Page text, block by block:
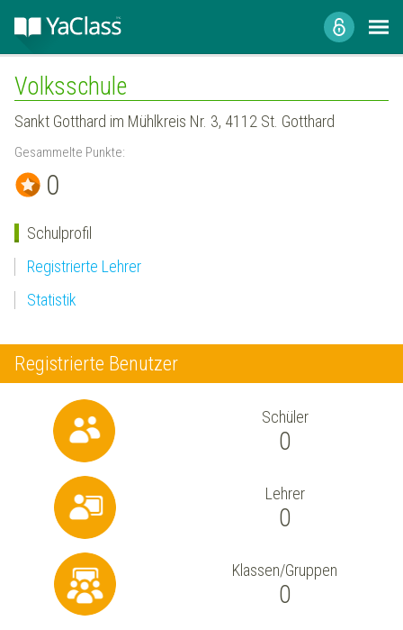
Volksschule
Sankt Gotthard im Mühlkreis Nr. 3, 4112 St. Gotthard
Gesammelte Punkte:
0
Schulprofil
Registrierte Lehrer
Statistik
Registrierte Benutzer
Schüler
0
Lehrer
0
Klassen/Gruppen
0